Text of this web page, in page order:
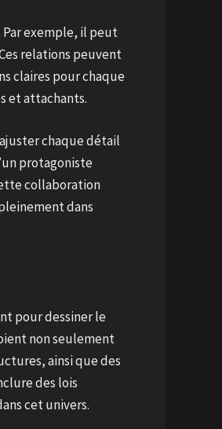
exemple, il peut
relations peuvent
claires pour chaque
et attachants.
chaque détail
protagoniste
collaboration
dans
pour dessiner le
non seulement
ainsi que des
des lois
cet univers.